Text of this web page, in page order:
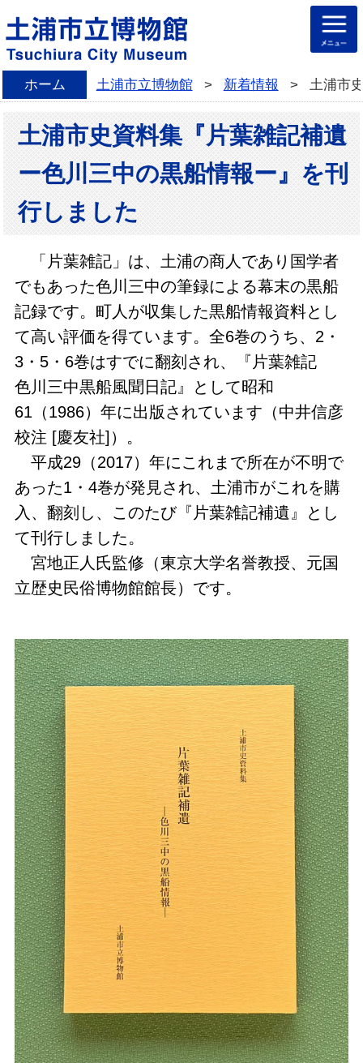
ホーム 土浦市立博物館 > 新着情報 > 土浦市
土浦市史資料集『片葉雑記補遺
ー色川三中の黒船情報ー』を刊
行しました
「片葉雑記」は、土浦の商人であり国学者
でもあった色川三中の筆録による幕末の黒船
記録です。町人が収集した黒船情報資料とし
て高い評価を得ています。全6巻のうち、2・
3・5・6巻はすでに翻刻され、『片葉雑記
色川三中黒船風聞日記』として昭和
61（1986）年に出版されています（中井信彦
校注 [慶友社]）。
平成29（2017）年にこれまで所在が不明で
あった1・4巻が発見され、土浦市がこれを購
入、翻刻し、このたび『片葉雑記補遺』とし
て刊行しました。
宮地正人氏監修（東京大学名誉教授、元国
立歴史民俗博物館館長）です。